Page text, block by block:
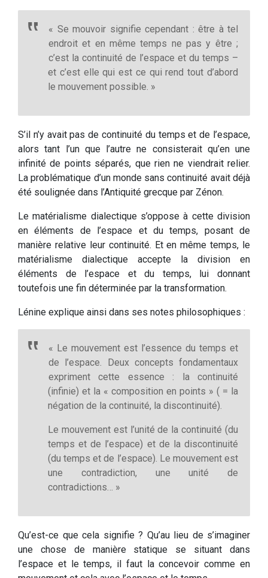
« Se mouvoir signifie cependant : être à tel
endroit et en même temps ne pas y être ;
c’est la continuité de l’espace et du temps –
et c’est elle qui est ce qui rend tout d’abord
le mouvement possible. »
S’il n’y avait pas de continuité du temps et de l’espace,
alors tant l’un que l’autre ne consisterait qu’en une
infinité de points séparés, que rien ne viendrait relier.
La problématique d’un monde sans continuité avait déjà
été soulignée dans l’Antiquité grecque par Zénon.
Le matérialisme dialectique s’oppose à cette division
en éléments de l’espace et du temps, posant de
manière relative leur continuité. Et en même temps, le
matérialisme dialectique accepte la division en
éléments de l’espace et du temps, lui donnant
toutefois une fin déterminée par la transformation.
Lénine explique ainsi dans ses notes philosophiques :
« Le mouvement est l’essence du temps et
de l’espace. Deux concepts fondamentaux
expriment cette essence : la continuité
(infinie) et la « composition en points » ( = la
négation de la continuité, la discontinuité).
Le mouvement est l’unité de la continuité (du
temps et de l’espace) et de la discontinuité
(du temps et de l’espace). Le mouvement est
une contradiction, une unité de
contradictions… »
Qu’est-ce que cela signifie ? Qu’au lieu de s’imaginer
une chose de manière statique se situant dans
l’espace et le temps, il faut la concevoir comme en